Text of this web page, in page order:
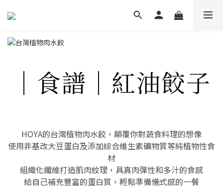
｜食譜｜紅油餃子
HOYA的台灣植物肉水餃，顛覆你對蔬食料理的想像
使用非基改大豆蛋白及添加綜合維生素礦物質等純植物性食
材
組織化纖維打造肌肉紋理， 具真肉彈性和多汁的食感
給自己補充豐富的蛋白質， 輕鬆準備儀式感的一餐